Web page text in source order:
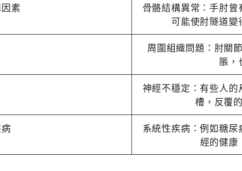
素
骨骼結構異常：手肘
可能使肘隧道變
周圍組織問題：肘關
脹，
神經不穩定：有些人
槽，反覆
系統性疾病：例如糖
經的健康